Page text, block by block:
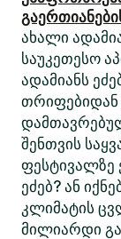
ახალი
საუკეთესო
ადამიანს
თრიფებიდან
შენთვის
ფესტივალზე
ეძებ? ან
კლიმატის
მილიარდი